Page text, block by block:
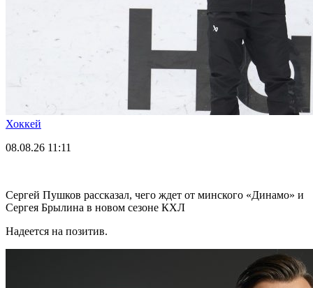
Хоккей
08.08.26 11:11
Сергей Пушков рассказал, чего ждет от минского «Динамо» и
Сергея Брылина в новом сезоне КХЛ
Надеется на позитив.